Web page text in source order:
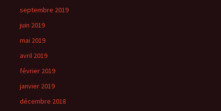
septembre 2019
juin 2019
mai 2019
avril 2019
février 2019
janvier 2019
décembre 2018